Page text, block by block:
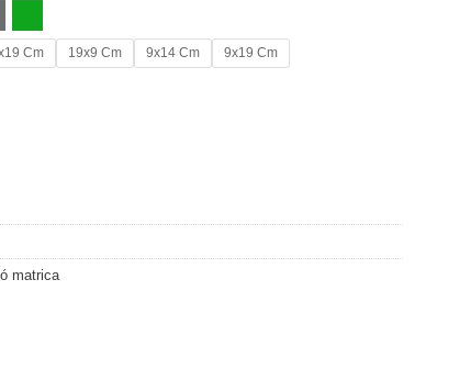
Cm 19x9 Cm 9x14 Cm 9x19 Cm
matrica